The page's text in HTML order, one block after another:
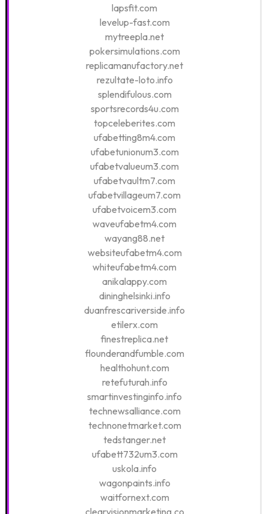
lapsfit.com
levelup-fast.com
mytreepla.net
pokersimulations.com
replicamanufactory.net
rezultate-loto.info
splendifulous.com
sportsrecords4u.com
topceleberites.com
ufabetting8m4.com
ufabetunionum3.com
ufabetvalueum3.com
ufabetvaultm7.com
ufabetvillageum7.com
ufabetvoicem3.com
waveufabetm4.com
wayang88.net
websiteufabetm4.com
whiteufabetm4.com
anikalappy.com
dininghelsinki.info
duanfrescariverside.info
etilerx.com
finestreplica.net
flounderandfumble.com
healthohunt.com
retefuturah.info
smartinvestinginfo.info
technewsalliance.com
technonetmarket.com
tedstanger.net
ufabett732um3.com
uskola.info
wagonpaints.info
waitfornext.com
clearvisionmarketing.co